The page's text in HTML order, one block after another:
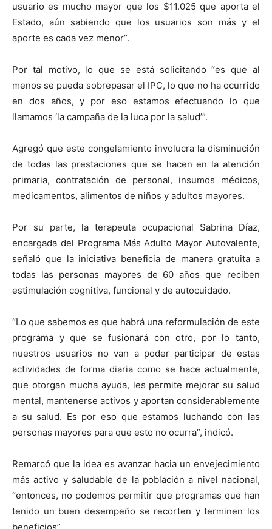
usuario es mucho mayor que los $11.025 que aporta el
Estado, aún sabiendo que los usuarios son más y el
aporte es cada vez menor”.
Por tal motivo, lo que se está solicitando “es que al
menos se pueda sobrepasar el IPC, lo que no ha ocurrido
en dos años, y por eso estamos efectuando lo que
llamamos ‘la campaña de la luca por la salud’”.
Agregó que este congelamiento involucra la disminución
de todas las prestaciones que se hacen en la atención
primaria, contratación de personal, insumos médicos,
medicamentos, alimentos de niños y adultos mayores.
Por su parte, la terapeuta ocupacional Sabrina Díaz,
encargada del Programa Más Adulto Mayor Autovalente,
señaló que la iniciativa beneficia de manera gratuita a
todas las personas mayores de 60 años que reciben
estimulación cognitiva, funcional y de autocuidado.
“Lo que sabemos es que habrá una reformulación de este
programa y que se fusionará con otro, por lo tanto,
nuestros usuarios no van a poder participar de estas
actividades de forma diaria como se hace actualmente,
que otorgan mucha ayuda, les permite mejorar su salud
mental, mantenerse activos y aportan considerablemente
a su salud. Es por eso que estamos luchando con las
personas mayores para que esto no ocurra”, indicó.
Remarcó que la idea es avanzar hacia un envejecimiento
más activo y saludable de la población a nivel nacional,
“entonces, no podemos permitir que programas que han
tenido un buen desempeño se recorten y terminen los